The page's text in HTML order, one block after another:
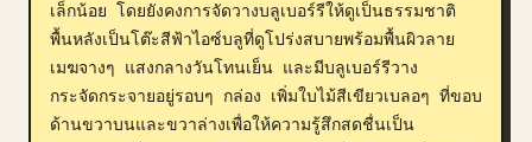
เล็กน้อย โดยยังคงการจัดวางบลูเบอร์รีให้ดูเป็นธรรมชาติ
พื้นหลังเป็นโต๊ะสีฟ้าไอซ์บลูที่ดูโปร่งสบายพร้อมพื้นผิวลาย
เมฆจางๆ แสงกลางวันโทนเย็น และมีบลูเบอร์รีวาง
กระจัดกระจายอยู่รอบๆ กล่อง เพิ่มใบไม้สีเขียวเบลอๆ ที่ขอบ
ด้านขวาบนและขวาล่างเพื่อให้ความรู้สึกสดชื่นเป็น